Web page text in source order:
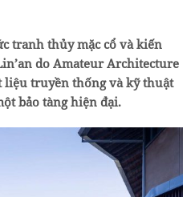
tranh thủy mặc cổ và kiến
do Amateur Architecture
liệu truyền thống và kỹ thuật
bảo tàng hiện đại.